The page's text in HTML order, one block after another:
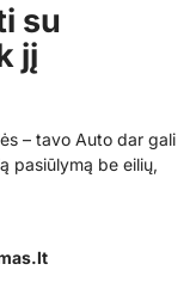
su
jį
– tavo Auto dar gali
pasiūlymą be eilių,